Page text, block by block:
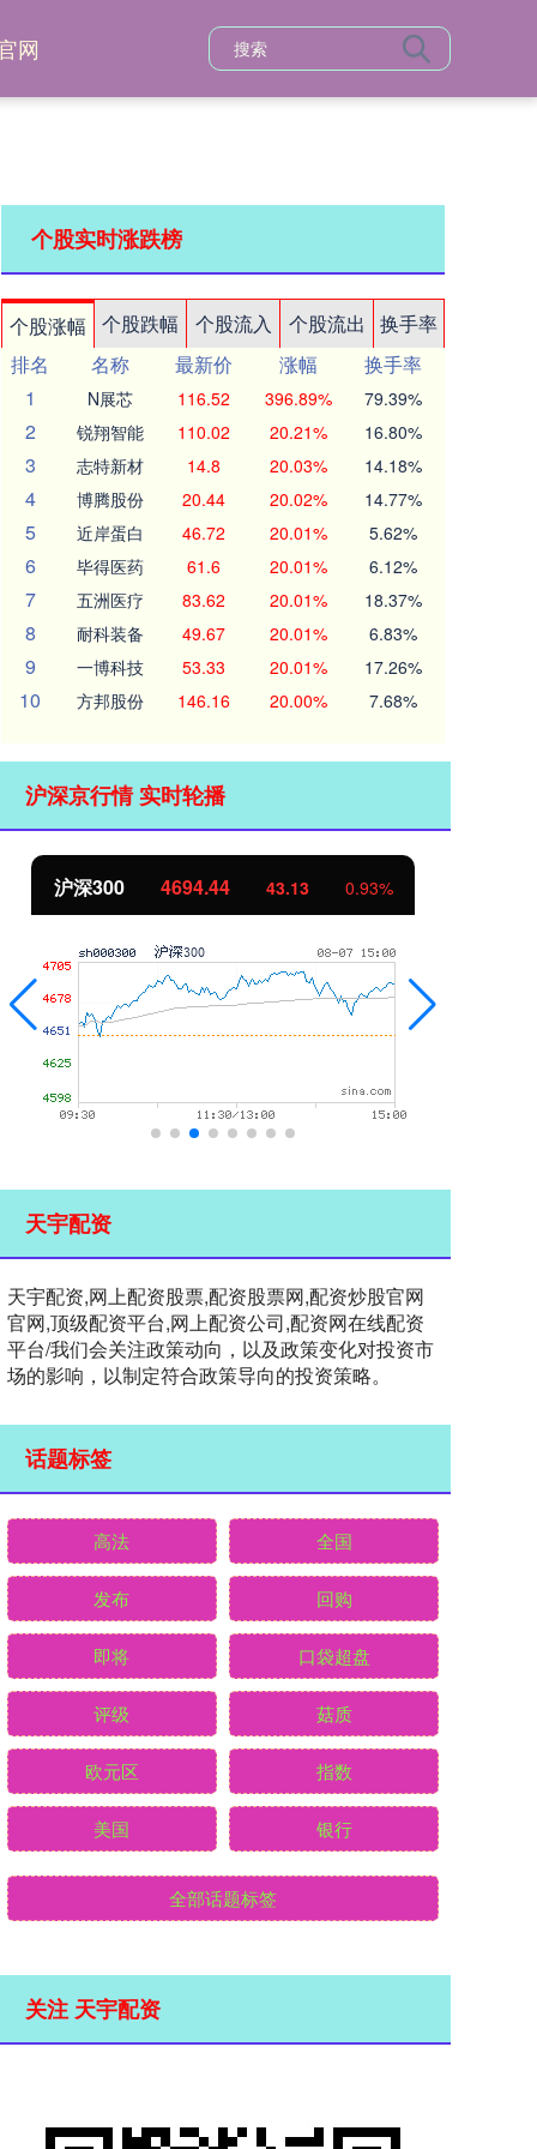
网
个股实时涨跌榜
个股涨幅 个股跌幅 个股流入 个股流出
换手率
排名
名称 最新价 涨幅
换手率
1
N展芯 116.52 396.89% 79.39%
2 锐翔智能 110.02 20.21% 16.80%
3 志特新材 14.8 20.03% 14.18%
4 博腾股份 20.44 20.02% 14.77%
5 近岸蛋白 46.72 20.01% 5.62%
6 毕得医药 61.6 20.01% 6.12%
7 五洲医疗 83.62 20.01% 18.37%
8 耐科装备 49.67 20.01% 6.83%
9 一博科技 53.33 20.01% 17.26%
10 方邦股份 146.16 20.00% 7.68%
沪深京行情 实时轮播
沪深300 4694.44 43.13 0.93%
天宇配资
天宇配资,网上配资股票,配资股票网,配资炒股官网
官网,顶级配资平台,网上配资公司,配资网在线配资
平台/我们会关注政策动向，以及政策变化对投资市
场的影响，以制定符合政策导向的投资策略。
话题标签
高法 全国
发布 回购
即将 口袋超盘
评级 菇质
欧元区 指数
美国 银行
全部话题标签
关注 天宇配资